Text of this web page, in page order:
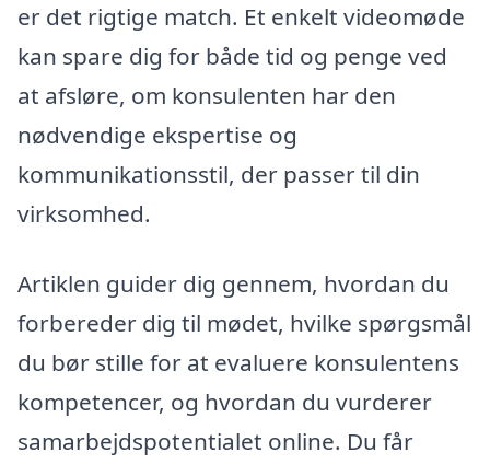
er det rigtige match. Et enkelt videomøde
kan spare dig for både tid og penge ved
at afsløre, om konsulenten har den
nødvendige ekspertise og
kommunikationsstil, der passer til din
virksomhed.
Artiklen guider dig gennem, hvordan du
forbereder dig til mødet, hvilke spørgsmål
du bør stille for at evaluere konsulentens
kompetencer, og hvordan du vurderer
samarbejdspotentialet online. Du får